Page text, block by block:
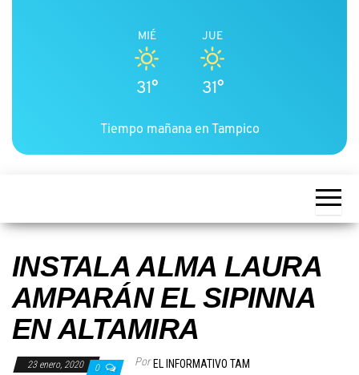
MIÉ
31°
JUE
31°
Tiempo mañana en Tampico
INSTALA ALMA LAURA
AMPARÁN EL SIPINNA
EN ALTAMIRA
23 enero, 2020 0 Por EL INFORMATIVO TAM